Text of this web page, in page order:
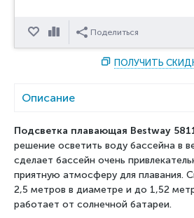
ОтложитьСравнитьПоделиться
ПОЛУЧИТЬ
Описание
Подсветка плавающая Bestway
решение осветить воду бассейна в
сделает бассейн очень
приятную атмосферу для плавания.
2,5 метров в диаметре и до 1,52
работает от солнечной батареи.